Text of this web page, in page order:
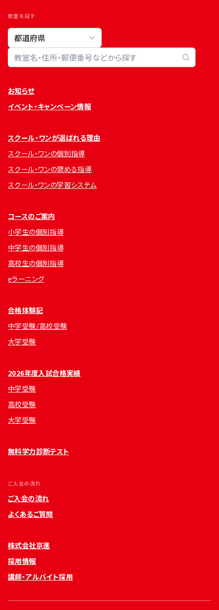
教室を探す
教室検索
お知らせ
イベント・キャンペーン情報
スクール・ワンが選ばれる理由
スクール・ワンの個別指導
スクール・ワンの褒める指導
スクール・ワンの学習システム
コースのご案内
小学生の個別指導
中学生の個別指導
高校生の個別指導
eラーニング
合格体験記
中学受験/高校受験
大学受験
2026年度入試合格実績
中学受験
高校受験
大学受験
無料学力診断テスト
ご入会の流れ
ご入会の流れ
よくあるご質問
株式会社京進
採用情報
講師・アルバイト採用